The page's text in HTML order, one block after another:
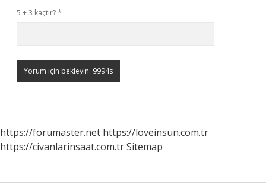
5 + 3 kaçtır?*
https://forumaster.net https://loveinsun.com.tr
https://civanlarinsaat.com.trSitemap